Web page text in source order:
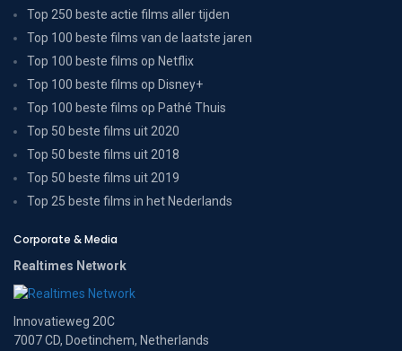
Top 250 beste actie films aller tijden
Top 100 beste films van de laatste jaren
Top 100 beste films op Netflix
Top 100 beste films op Disney+
Top 100 beste films op Pathé Thuis
Top 50 beste films uit 2020
Top 50 beste films uit 2018
Top 50 beste films uit 2019
Top 25 beste films in het Nederlands
Corporate & Media
Realtimes Network
Innovatieweg 20C
7007 CD, Doetinchem, Netherlands